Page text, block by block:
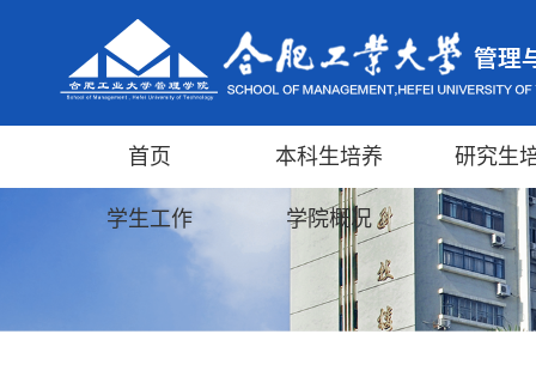
首页 本科生培养 研究生
学生工作 学院概况